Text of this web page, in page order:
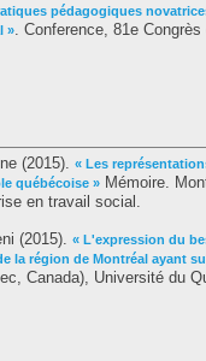
pédagogiques
». Conference, 81e
(2015). « Les
québécoise » Mémoire.
en travail social.
(2015). « L'expression du
la région de Montréal ayant
Canada), Université du